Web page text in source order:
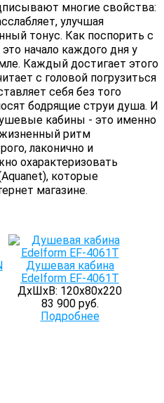
многие свойства:
улучшая
тонус. Как поспорить с
начало каждого дня у
Каждый достигает этого
с головой погрузиться
себя без того
бодрящие струи душа. И
кабины - это именно
ритм
лаконично и
охарактеризовать
которые
магазине.
Душевая кабина
Edelform EF-4061T
ДхШхВ: 120х80х220
83 900 руб.
Подробнее